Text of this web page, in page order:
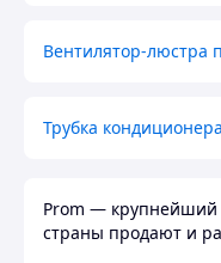
Вентилятор-люстра
Трубка
Prom — крупнейший
страны продают и